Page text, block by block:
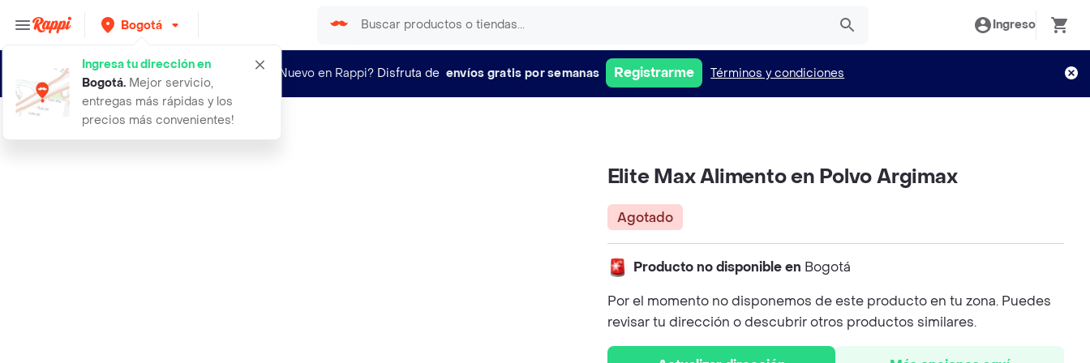
Bogotá
Ingresa tu dirección en
Bogotá. Mejor servicio,
entregas más rápidas y los
precios más convenientes!
Ingreso
¿Nuevo en Rappi? Disfruta de envíos gratis por semanas Registrarme Términos y condiciones
elite max alimento en polvo argimax
Elite Max Alimento en Polvo Argimax
Agotado
Producto no disponible en Bogotá
Por el momento no disponemos de este producto en tu zona. Puedes
revisar tu dirección o descubrir otros productos similares.